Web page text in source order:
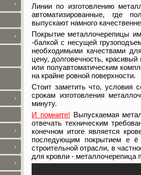
Линии по изготовлению
автоматизированные, где
выпускают намного
Покрытие металлочерепицы
-балкой с несущей
необходимыми качествами
цену, долговечность,
или полуавтоматическим
на крайне ровной поверхности.
Стоит заметить что, условия
срокам изготовления
минуту.
И помните! Выпускаемая
отвечать техническим
конечном итоге является
последующим покрытием е ё
строительной отрасли, в
для кровли - металлочерепица